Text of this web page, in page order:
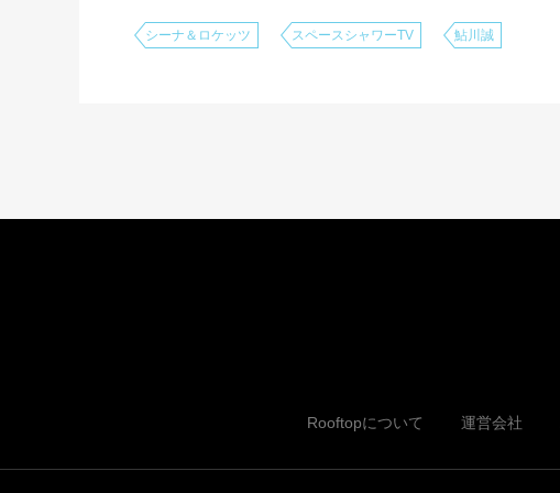
シーナ＆ロケッツ スペースシャワーTV 鮎川誠
Rooftopについて 運営会社